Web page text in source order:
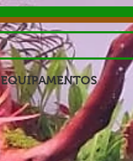
EQUIPAMENTOS